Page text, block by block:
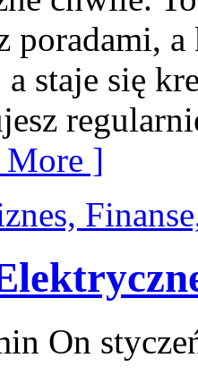
poradami,
staje się
More ]
On